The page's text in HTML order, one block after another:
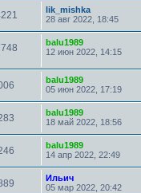
lik_mishka
28 авг 2022, 18:45
balu1989
12 июн 2022, 14:15
balu1989
05 июн 2022, 17:19
balu1989
18 май 2022, 18:56
balu1989
14 апр 2022, 22:49
Ильич
05 мар 2022, 20:42